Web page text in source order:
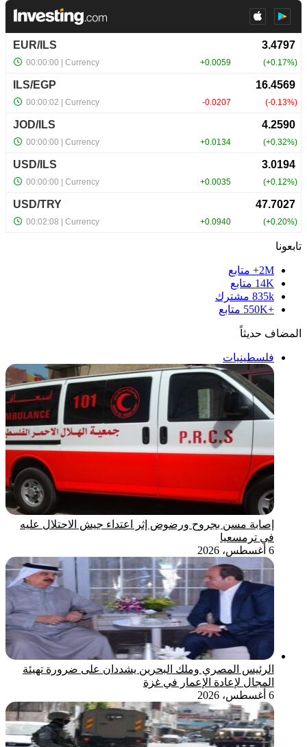
تابعونا
2M+
متابع
14K متابع
835k مشترك
+550K
متابع
المضاف حديثاً
فلسطينيات
إصابة مسن بجروح ورضوض إثر اعتداء جيش الاحتلال عليه
في ترمسعيا
6 أغسطس، 2026
الرئيس المصري وملك البحرين يشددان على ضرورة تهيئة
المجال لإعادة الإعمار في غزة
6 أغسطس، 2026